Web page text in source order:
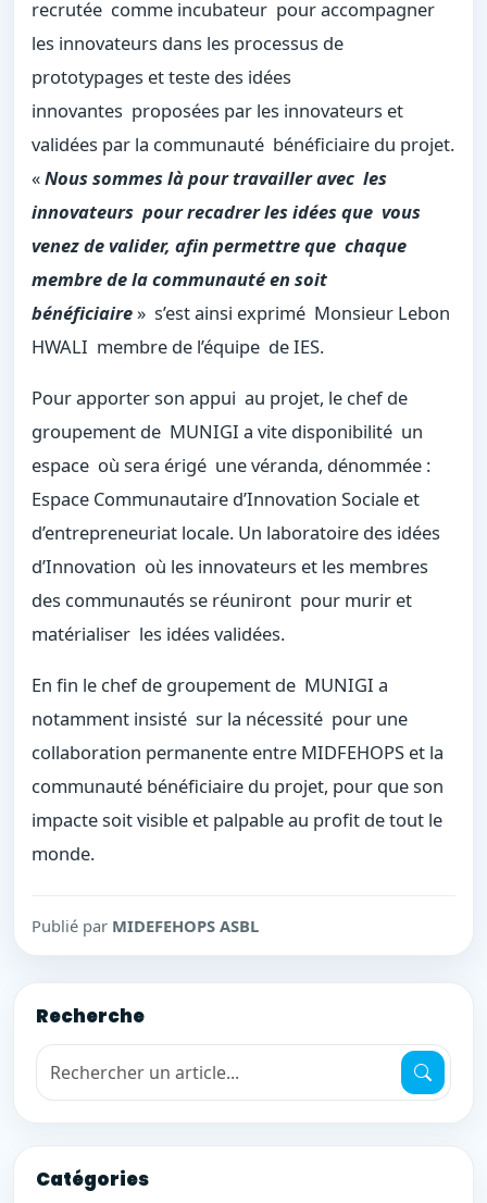
recrutée comme incubateur pour accompagner
les innovateurs dans les processus de
prototypages et teste des idées
innovantes proposées par les innovateurs et
validées par la communauté bénéficiaire du projet.
«Nous sommes là pour travailler avec les
innovateurs pour recadrer les idées que vous
venez de valider, afin permettre que chaque
membre de la communauté en soit
bénéficiaire» s’est ainsi exprimé Monsieur Lebon
HWALI membre de l’équipe de IES.
Pour apporter son appui au projet, le chef de
groupement de MUNIGI a vite disponibilité un
espace où sera érigé une véranda, dénommée :
Espace Communautaire d’Innovation Sociale et
d’entrepreneuriat locale. Un laboratoire des idées
d’Innovation où les innovateurs et les membres
des communautés se réuniront pour murir et
matérialiser les idées validées.
En fin le chef de groupement de MUNIGI a
notamment insisté sur la nécessité pour une
collaboration permanente entre MIDFEHOPS et la
communauté bénéficiaire du projet, pour que son
impacte soit visible et palpable au profit de tout le
monde.
Publié par MIDEFEHOPS ASBL
Recherche
Recherche de mots-clés
Catégories